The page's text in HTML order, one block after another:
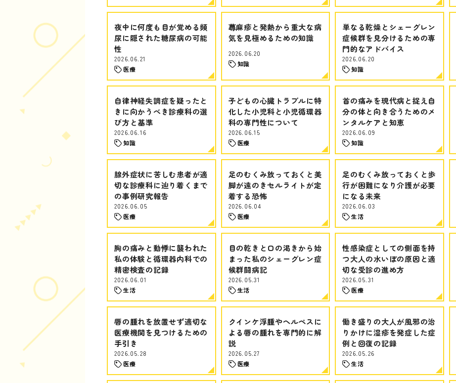
夜中に何度も目が覚める頻
尿に隠された糖尿病の可能
性
2026.06.21
医療
蕁麻疹と発熱から重大な病
気を見極めるための知識
2026.06.20
知識
単なる乾燥とシェーグレン
症候群を見分けるための専
門的なアドバイス
2026.06.20
知識
自律神経失調症を疑ったと
きに向かうべき診療科の選
び方と基準
2026.06.16
知識
子どもの心臓トラブルに特
化した小児科と小児循環器
科の専門性について
2026.06.15
医療
首の痛みを現代病と捉え自
分の体と向き合うためのメ
ンタルケアと知恵
2026.06.09
知識
腺外症状に苦しむ患者が適
切な診療科に辿り着くまで
の事例研究報告
2026.06.05
医療
足のむくみ放っておくと美
脚が遠のきセルライトが定
着する恐怖
2026.06.04
医療
足のむくみ放っておくと歩
行が困難になり介護が必要
になる未来
2026.06.03
生活
胸の痛みと動悸に襲われた
私の体験と循環器内科での
精密検査の記録
2026.06.01
生活
目の乾きと口の渇きから始
まった私のシェーグレン症
候群闘病記
2026.05.31
生活
性感染症としての側面を持
つ大人の水いぼの原因と適
切な受診の進め方
2026.05.31
医療
唇の腫れを放置せず適切な
医療機関を見つけるための
手引き
2026.05.28
医療
クインケ浮腫やヘルペスに
よる唇の腫れを専門的に解
説
2026.05.27
医療
働き盛りの大人が風邪の治
りかけに湿疹を発症した症
例と回復の記録
2026.05.26
生活